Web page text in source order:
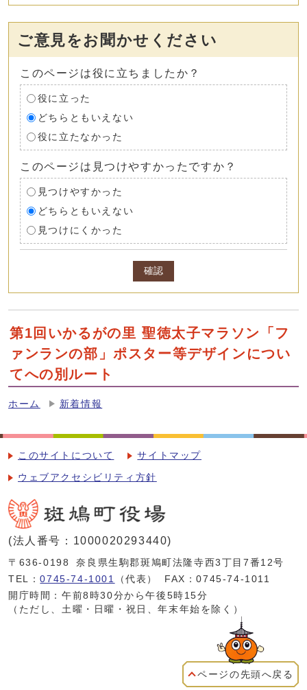
ご意見をお聞かせください
このページは役に立ちましたか？
役に立った
どちらともいえない
役に立たなかった
このページは見つけやすかったですか？
見つけやすかった
どちらともいえない
見つけにくかった
確認
第1回いかるがの里 聖徳太子マラソン「フ
ァンランの部」ポスター等デザインについ
てへの別ルート
ホーム 新着情報
このサイトについて サイトマップ
ウェブアクセシビリティ方針
(法人番号：1000020293440)
〒636-0198
奈良県生駒郡斑鳩町法隆寺西3丁目7番12号
TEL：0745-74-1001 （代表）
FAX：0745-74-1011
開庁時間：午前8時30分から午後5時15分
（ただし、土曜・日曜・祝日、年末年始を除く）
ページの先頭へ戻る